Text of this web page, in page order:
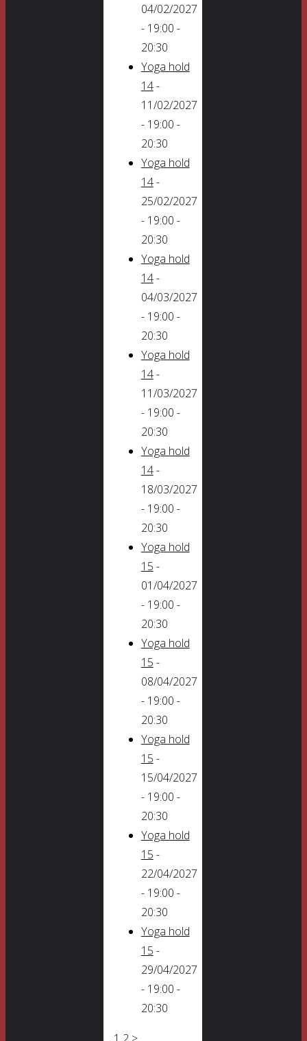
04/02/2027
- 19:00 -
20:30
Yoga hold
14-
11/02/2027
- 19:00 -
20:30
Yoga hold
14-
25/02/2027
- 19:00 -
20:30
Yoga hold
14-
04/03/2027
- 19:00 -
20:30
Yoga hold
14-
11/03/2027
- 19:00 -
20:30
Yoga hold
14-
18/03/2027
- 19:00 -
20:30
Yoga hold
15 -
01/04/2027
- 19:00 -
20:30
Yoga hold
15 -
08/04/2027
- 19:00 -
20:30
Yoga hold
15 -
15/04/2027
- 19:00 -
20:30
Yoga hold
15 -
22/04/2027
- 19:00 -
20:30
Yoga hold
15 -
29/04/2027
- 19:00 -
20:30
1 2 >